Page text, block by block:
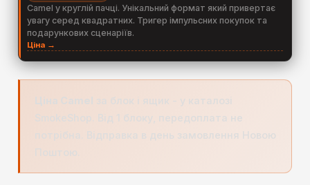
Camel у круглій пачці. Унікальний формат який привертає
увагу серед квадратних. Тригер імпульсних покупок та
подарункових сценаріїв.
Ціна →
SmokeShop. Від 1 блоку, передоплата не
потрібна. Відправка в день замовлення Новою